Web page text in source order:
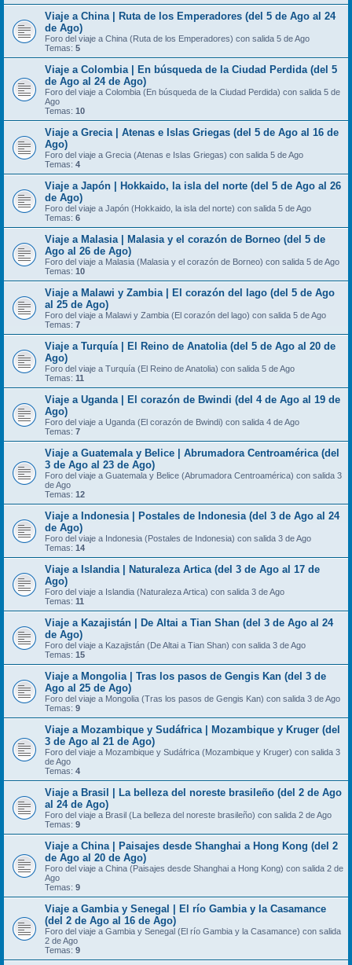
Viaje a China | Ruta de los Emperadores (del 5 de Ago al 24
de Ago)
Foro del viaje a China (Ruta de los Emperadores) con salida 5 de Ago
Temas: 5
Viaje a Colombia | En búsqueda de la Ciudad Perdida (del 5
de Ago al 24 de Ago)
Foro del viaje a Colombia (En búsqueda de la Ciudad Perdida) con salida 5 de
Ago
Temas: 10
Viaje a Grecia | Atenas e Islas Griegas (del 5 de Ago al 16 de
Ago)
Foro del viaje a Grecia (Atenas e Islas Griegas) con salida 5 de Ago
Temas: 4
Viaje a Japón | Hokkaido, la isla del norte (del 5 de Ago al 26
de Ago)
Foro del viaje a Japón (Hokkaido, la isla del norte) con salida 5 de Ago
Temas: 6
Viaje a Malasia | Malasia y el corazón de Borneo (del 5 de
Ago al 26 de Ago)
Foro del viaje a Malasia (Malasia y el corazón de Borneo) con salida 5 de Ago
Temas: 10
Viaje a Malawi y Zambia | El corazón del lago (del 5 de Ago
al 25 de Ago)
Foro del viaje a Malawi y Zambia (El corazón del lago) con salida 5 de Ago
Temas: 7
Viaje a Turquía | El Reino de Anatolia (del 5 de Ago al 20 de
Ago)
Foro del viaje a Turquía (El Reino de Anatolia) con salida 5 de Ago
Temas: 11
Viaje a Uganda | El corazón de Bwindi (del 4 de Ago al 19 de
Ago)
Foro del viaje a Uganda (El corazón de Bwindi) con salida 4 de Ago
Temas: 7
Viaje a Guatemala y Belice | Abrumadora Centroamérica (del
3 de Ago al 23 de Ago)
Foro del viaje a Guatemala y Belice (Abrumadora Centroamérica) con salida 3
de Ago
Temas: 12
Viaje a Indonesia | Postales de Indonesia (del 3 de Ago al 24
de Ago)
Foro del viaje a Indonesia (Postales de Indonesia) con salida 3 de Ago
Temas: 14
Viaje a Islandia | Naturaleza Artica (del 3 de Ago al 17 de
Ago)
Foro del viaje a Islandia (Naturaleza Artica) con salida 3 de Ago
Temas: 11
Viaje a Kazajistán | De Altai a Tian Shan (del 3 de Ago al 24
de Ago)
Foro del viaje a Kazajistán (De Altai a Tian Shan) con salida 3 de Ago
Temas: 15
Viaje a Mongolia | Tras los pasos de Gengis Kan (del 3 de
Ago al 25 de Ago)
Foro del viaje a Mongolia (Tras los pasos de Gengis Kan) con salida 3 de Ago
Temas: 9
Viaje a Mozambique y Sudáfrica | Mozambique y Kruger (del
3 de Ago al 21 de Ago)
Foro del viaje a Mozambique y Sudáfrica (Mozambique y Kruger) con salida 3
de Ago
Temas: 4
Viaje a Brasil | La belleza del noreste brasileño (del 2 de Ago
al 24 de Ago)
Foro del viaje a Brasil (La belleza del noreste brasileño) con salida 2 de Ago
Temas: 9
Viaje a China | Paisajes desde Shanghai a Hong Kong (del 2
de Ago al 20 de Ago)
Foro del viaje a China (Paisajes desde Shanghai a Hong Kong) con salida 2 de
Ago
Temas: 9
Viaje a Gambia y Senegal | El río Gambia y la Casamance
(del 2 de Ago al 16 de Ago)
Foro del viaje a Gambia y Senegal (El río Gambia y la Casamance) con salida
2 de Ago
Temas: 9